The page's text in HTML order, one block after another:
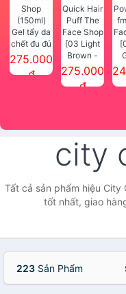
Gel tẩy da
chết đu đủ
SMART
PEELING
275.000
đ
[03 Light
Brown -
Nâu Sáng]
Phấn che
275.000
đ
city
Tất cả sản phẩm hiệu City
tốt nhất, giao
223 Sản Phẩm